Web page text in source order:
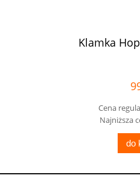
Klamka
Cena
Najniższa
do